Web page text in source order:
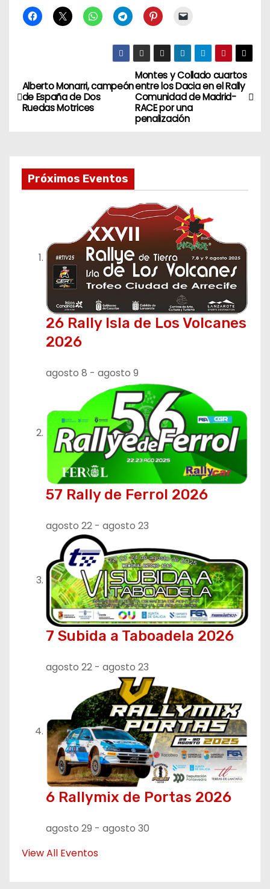
N
a
Montes y Collado cuartos
entre los Dacia en el Rally
Comunidad de Madrid-
RACE por una
penalización
Alberto Monarri, campeón
de España de Dos
Ruedas Motrices
Próximos Eventos
26 Rally Isla de Los Volcanes
2026
agosto 8 - agosto 9
57 Rally de Ferrol 2026
agosto 22 - agosto 23
7 Subida a Taboadela 2026
agosto 22 - agosto 23
6 Rallymix de Portas 2026
agosto 29 - agosto 30
View All Eventos